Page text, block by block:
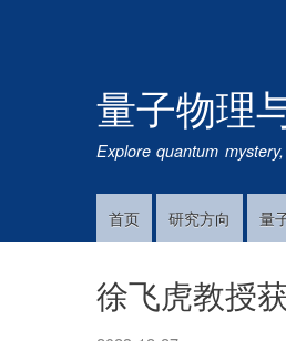
量子物理
Explore quantum
Main首页 研究方向 量
徐飞虎教授